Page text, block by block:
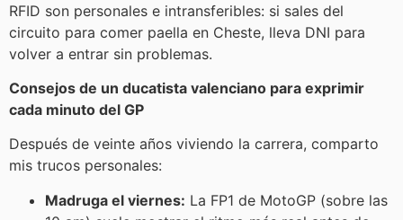
RFID son personales e intransferibles: si sales del
circuito para comer paella en Cheste, lleva DNI para
volver a entrar sin problemas.
Consejos de un ducatista valenciano para exprimir
cada minuto del GP
Después de veinte años viviendo la carrera, comparto
mis trucos personales:
Madruga el viernes: La FP1 de MotoGP (sobre las